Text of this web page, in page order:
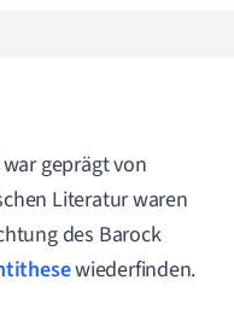
geprägt von
Literatur waren
des Barock
wiederfinden.